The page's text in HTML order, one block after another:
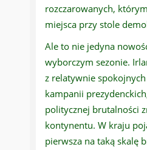
rozczarowanych,
miejsca przy stole
Ale to nie jedyna
wyborczym sezonie.
z relatywnie
kampanii
politycznej brutalności
kontynentu. W kraju
pierwsza na taką skalę